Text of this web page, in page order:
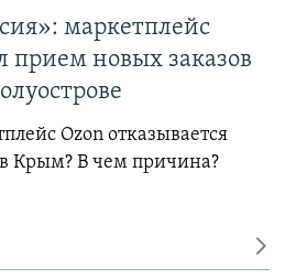
маркетплейс
прием новых заказов
Ozon отказывается
в Крым? В чем причина?